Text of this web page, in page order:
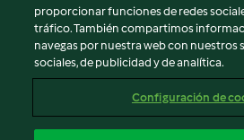
Política de privacidad
Aviso legal
Información legal
Reportar contenido
proporcionar funciones de redes
tráfico. También compartimos
navegas por nuestra web con nuestros
sociales, de publicidad y de analítica.
Configuración de